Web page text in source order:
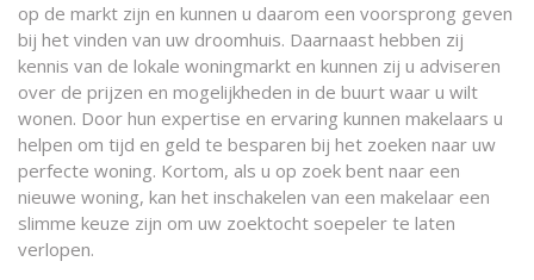
op de markt zijn en kunnen u daarom een voorsprong geven
bij het vinden van uw droomhuis. Daarnaast hebben zij
kennis van de lokale woningmarkt en kunnen zij u adviseren
over de prijzen en mogelijkheden in de buurt waar u wilt
wonen. Door hun expertise en ervaring kunnen makelaars u
helpen om tijd en geld te besparen bij het zoeken naar uw
perfecte woning. Kortom, als u op zoek bent naar een
nieuwe woning, kan het inschakelen van een makelaar een
slimme keuze zijn om uw zoektocht soepeler te laten
verlopen.